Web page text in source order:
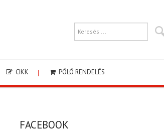
CIKK PÓLÓ RENDELÉS
FACEBOOK